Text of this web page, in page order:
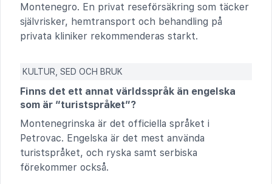
Montenegro. En privat reseförsäkring som täcker
självrisker, hemtransport och behandling på
privata kliniker rekommenderas starkt.
KULTUR, SED OCH BRUK
Finns det ett annat världsspråk än engelska
som är “turistspråket”?
Montenegrinska är det officiella språket i
Petrovac. Engelska är det mest använda
turistspråket, och ryska samt serbiska
förekommer också.